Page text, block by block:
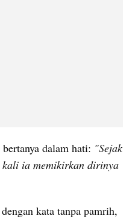
dalam hati: "Sejak
ia memikirkan dirinya
kata tanpa pamrih,